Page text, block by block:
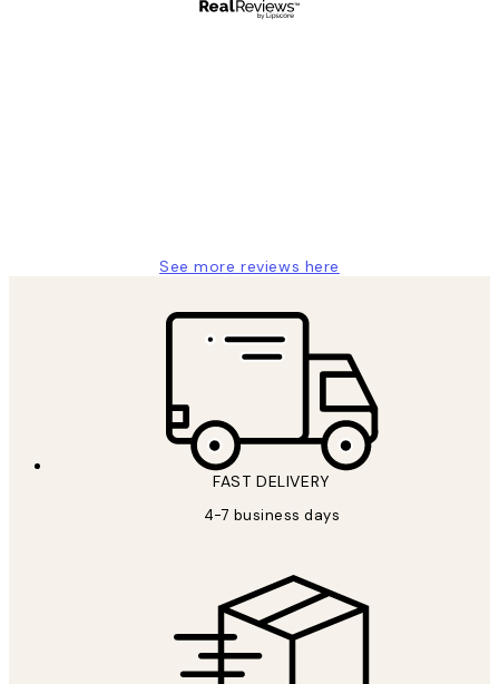
See more reviews here
FAST DELIVERY
4-7 business days